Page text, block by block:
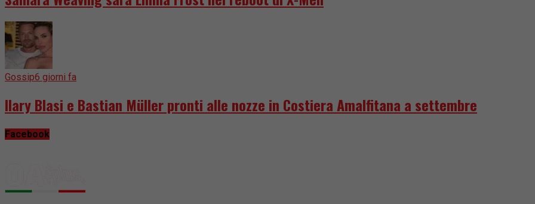
Gossip6 giorni fa
Ilary Blasi e Bastian Müller pronti alle nozze in Costiera Amalfitana a settembre
Facebook